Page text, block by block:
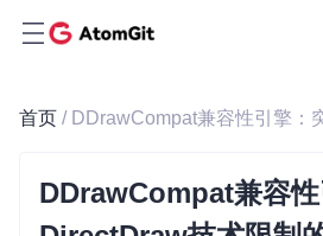
首页
DDrawCompat兼容